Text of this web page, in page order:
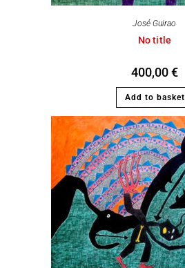
José Guirao
No title
400,00€
Add to basket